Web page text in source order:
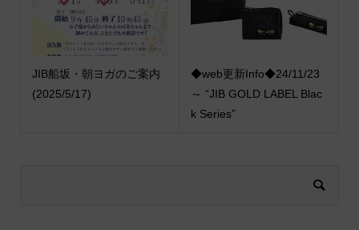
JIB船坂・朝ヨガのご案内
(2025/5/17)
◆web更新Info◆24/11/23
～ “JIB GOLD LABEL Blac
k Series”